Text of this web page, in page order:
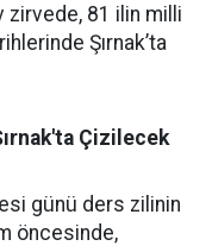
zirvede, 81 ilin milli
Şırnak’ta
Çizilecek
günü ders zilinin
öncesinde,